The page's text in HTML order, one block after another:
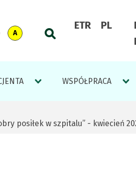
Switch
Contrast:
on
engine
ETR PL
WSPÓŁPRACA
posiłek w szpitalu” - kwiecień